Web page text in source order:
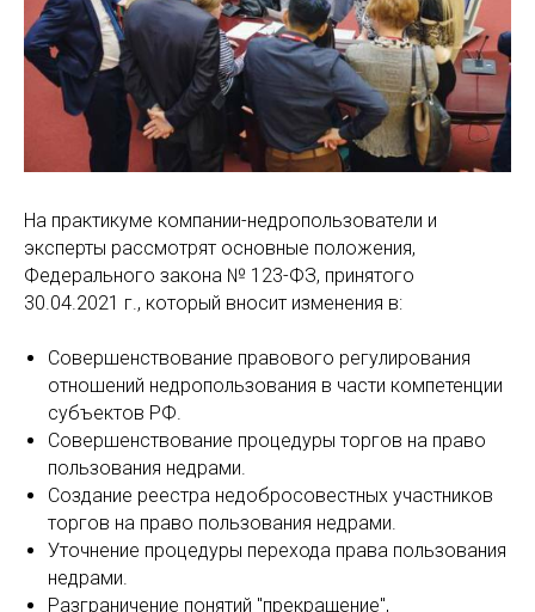
На практикуме компании-недропользователи и
эксперты рассмотрят основные положения,
Федерального закона № 123-ФЗ, принятого
30.04.2021 г., который вносит изменения в:
Совершенствование правового регулирования
отношений недропользования в части компетенции
субъектов РФ.
Совершенствование процедуры торгов на право
пользования недрами.
Создание реестра недобросовестных участников
торгов на право пользования недрами.
Уточнение процедуры перехода права пользования
недрами.
Разграничение понятий "прекращение",